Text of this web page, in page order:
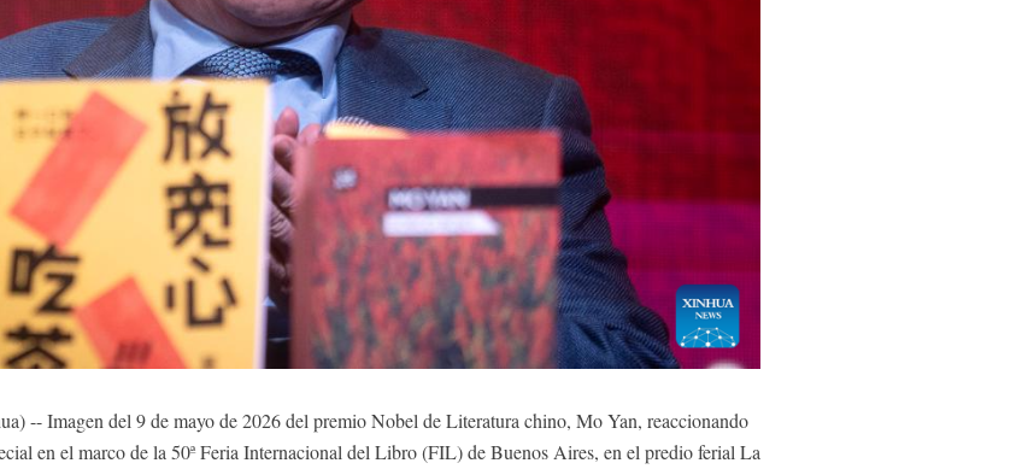
-- Imagen del 9 de mayo de 2026 del premio Nobel de Literatura chino, Mo Yan, reaccionando
en el marco de la 50ª Feria Internacional del Libro (FIL) de Buenos Aires, en el predio ferial La